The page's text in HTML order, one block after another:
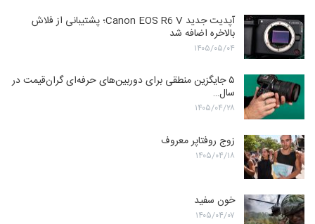
آپدیت جدید Canon EOS R6 V؛ پشتیبانی از فلاش
بالاخره اضافه شد
۱۴۰۵/۰۵/۰۴
۵ جایگزین منطقی برای دوربین‌های حرفه‌ای گران‌قیمت در
سال…
۱۴۰۵/۰۴/۲۸
زوج روفتاپر معروف
۱۴۰۵/۰۴/۱۸
خون سفید
۱۴۰۵/۰۴/۰۷